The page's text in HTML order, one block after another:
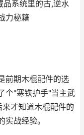
品系统里的古,逆水
力秘籍
前期木棍配件的选
个"寒铁护手"当主武
才知道木棍配件的
战经验。